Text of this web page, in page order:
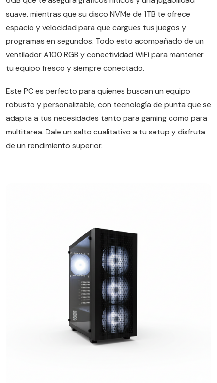
suave, mientras que su disco NVMe de 1TB te ofrece
espacio y velocidad para que cargues tus juegos y
programas en segundos. Todo esto acompañado de un
ventilador A100 RGB y conectividad WiFi para mantener
tu equipo fresco y siempre conectado.
Este PC es perfecto para quienes buscan un equipo
robusto y personalizable, con tecnología de punta que se
adapta a tus necesidades tanto para gaming como para
multitarea. Dale un salto cualitativo a tu setup y disfruta
de un rendimiento superior.